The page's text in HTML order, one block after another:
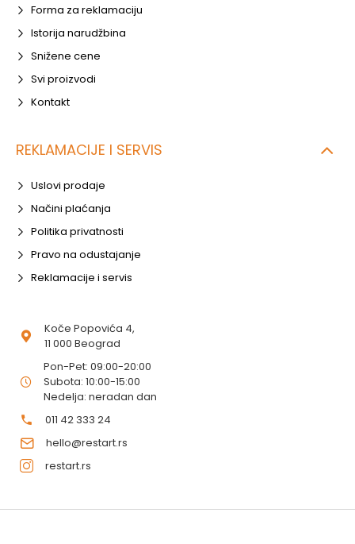
Forma za reklamaciju
Istorija narudžbina
Snižene cene
Svi proizvodi
Kontakt
REKLAMACIJE I SERVIS
Uslovi prodaje
Načini plaćanja
Politika privatnosti
Pravo na odustajanje
Reklamacije i servis
Koče Popovića 4,
11 000 Beograd
Pon-Pet: 09:00-20:00
Subota: 10:00-15:00
Nedelja: neradan dan
011 42 333 24
hello@restart.rs
restart.rs